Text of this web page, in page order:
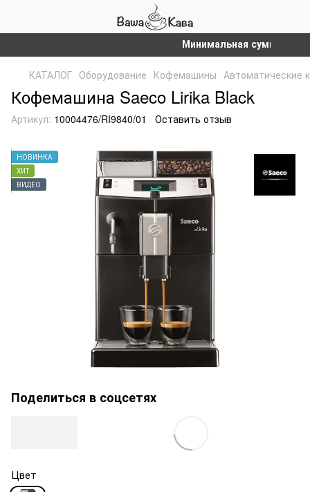
Минимальная сумма заказа
КАТАЛОГ Оборудование Кофемашины Автоматические
Кофемашина Saeco Lirika Black
Артикул: 10004476/RI9840/01 Оставить отзыв
НОВИНКА
ХИТ
ВИДЕО
Поделиться в соцсетях
Цвет